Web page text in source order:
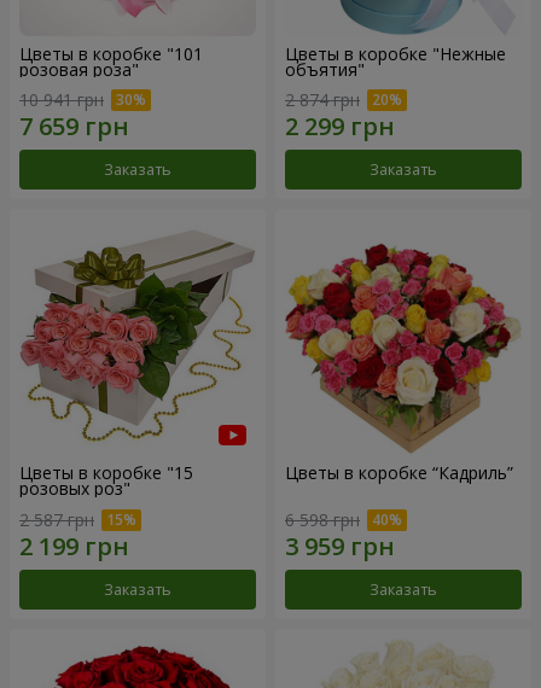
Цветы в коробке "101
розовая роза"
10 941 грн
Заказать
Цветы в коробке "Нежные
объятия"
2 874 грн
Заказать
Цветы в коробке "15
розовых роз"
2 587 грн
Заказать
Цветы в коробке “Кадриль”
6 598 грн
Заказать